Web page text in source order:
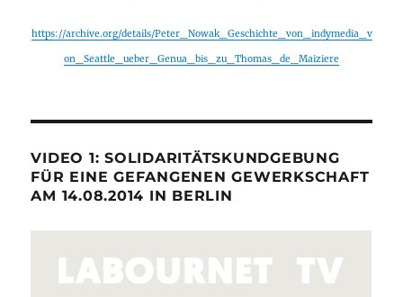
https://archive.org/details/Peter_Nowak_Geschichte_von_indymedia_v
on_Seattle_ueber_Genua_bis_zu_Thomas_de_Maiziere
VIDEO 1: SOLIDARITÄTSKUNDGEBUNG
FÜR EINE GEFANGENEN GEWERKSCHAFT
AM 14.08.2014 IN BERLIN